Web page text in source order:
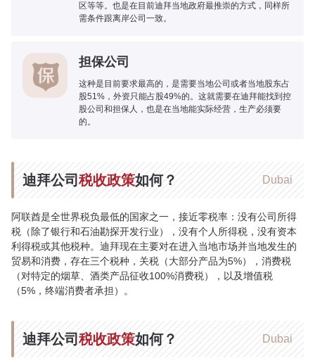
区等等。也是在目前迪拜当地政府最推崇的方式，同样所
需条件跟离岸公司一致。
担保公司
这种是目前要求最高的，是需要当地公司或者当地股东占
股51%，外资只能占股49%的。这就需要在迪拜能找到控
股公司和担保人，也是在当地能实际经营，生产必须要
的。
迪拜公司税收政策如何？ Dubai
阿联酋是全世界税负最低的国家之一，接近零税率：没有公司所得
税（除了银行和石油勘探开发行业），没有个人所得税，没有资本
利得税或其他税种。迪拜现在主要对在进入当地市场并当地发生的
贸易和消费，存在三个税种，关税（大部分产品为5%），消费税
（对特定的烟草、酒类产品征收100%消费税），以及增值税
（5%，终端消费者承担）。
迪拜公司税收政策如何？ Dubai